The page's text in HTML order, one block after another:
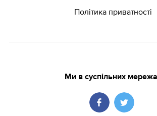
Політика приватності
Ми в суспільних